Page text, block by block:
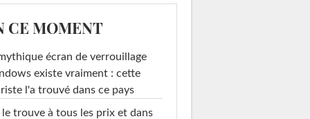
CE MOMENT
écran de verrouillage
existe vraiment : cette
l'a trouvé dans ce pays
trouve à tous les prix et dans